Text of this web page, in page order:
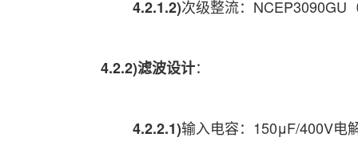
4.2.1.2)次级整流：NCEP3090GU
4.2.2)滤波设计：
4.2.2.1)输入电容：150μF/400V电